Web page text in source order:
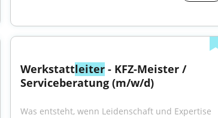
Werkstattleiter - KFZ-Meister /
Serviceberatung (m/w/d)
Was entsteht, wenn Leidenschaft und Expertise